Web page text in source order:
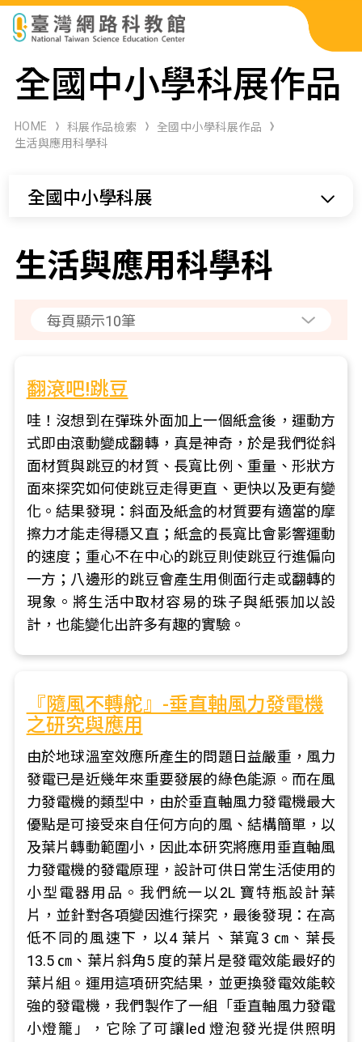
科展作品檢索
科學研習月刊
全國中小學科展作品
HOME 科展作品檢索
全國中小學科展作品
生活與應用科學科
全國中小學科展
生活與應用科學科
翻滾吧!跳豆
哇！沒想到在彈珠外面加上一個紙盒後，運動方
式即由滾動變成翻轉，真是神奇，於是我們從斜
面材質與跳豆的材質、長寬比例、重量、形狀方
面來探究如何使跳豆走得更直、更快以及更有變
化。結果發現：斜面及紙盒的材質要有適當的摩
擦力才能走得穩又直；紙盒的長寬比會影響運動
的速度；重心不在中心的跳豆則使跳豆行進偏向
一方；八邊形的跳豆會產生用側面行走或翻轉的
現象。將生活中取材容易的珠子與紙張加以設
計，也能變化出許多有趣的實驗。
『隨風不轉舵』-垂直軸風力發電機
之研究與應用
由於地球溫室效應所產生的問題日益嚴重，風力
發電已是近幾年來重要發展的綠色能源。而在風
力發電機的類型中，由於垂直軸風力發電機最大
優點是可接受來自任何方向的風、結構簡單，以
及葉片轉動範圍小，因此本研究將應用垂直軸風
力發電機的發電原理，設計可供日常生活使用的
小型電器用品。我們統一以2L 寶特瓶設計葉
片，並針對各項變因進行探究，最後發現：在高
低不同的風速下，以4 葉片、葉寬3 ㎝、葉長
13.5 ㎝、葉片斜角5 度的葉片是發電效能最好的
葉片組。運用這項研究結果，並更換發電效能較
強的發電機，我們製作了一組「垂直軸風力發電
小燈籠」，它除了可讓led 燈泡發光提供照明